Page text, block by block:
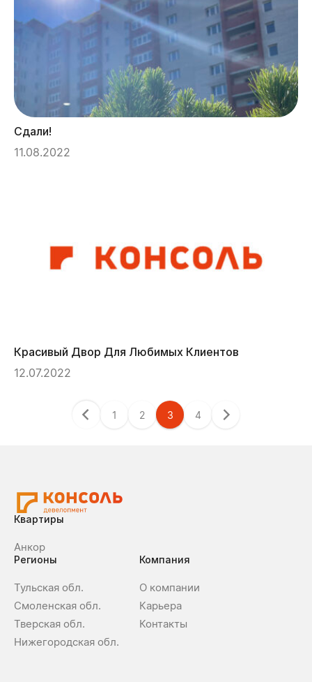
Сдали!
11.08.2022
Красивый Двор Для Любимых Клиентов
12.07.2022
1 2 3 4
Квартиры
Анкор
Регионы
Тульская обл.
Смоленская обл.
Тверская обл.
Нижегородская обл.
Компания
О компании
Карьера
Контакты